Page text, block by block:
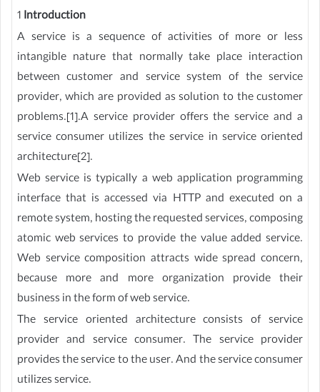
1 Introduction
A service is a sequence of activities of more or less
intangible nature that normally take place interaction
between customer and service system of the service
provider, which are provided as solution to the customer
problems.[1].A service provider offers the service and a
service consumer utilizes the service in service oriented
architecture[2].
Web service is typically a web application programming
interface that is accessed via HTTP and executed on a
remote system, hosting the requested services, composing
atomic web services to provide the value added service.
Web service composition attracts wide spread concern,
because more and more organization provide their
business in the form of web service.
The service oriented architecture consists of service
provider and service consumer. The service provider
provides the service to the user. And the service consumer
utilizes service.